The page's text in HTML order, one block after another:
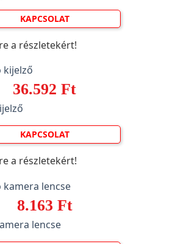
KAPCSOLAT
a részletekért!
36.592 Ft
KAPCSOLAT
a részletekért!
8.163 Ft
lencse